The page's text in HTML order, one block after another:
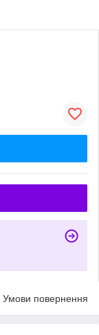
Умови повернення